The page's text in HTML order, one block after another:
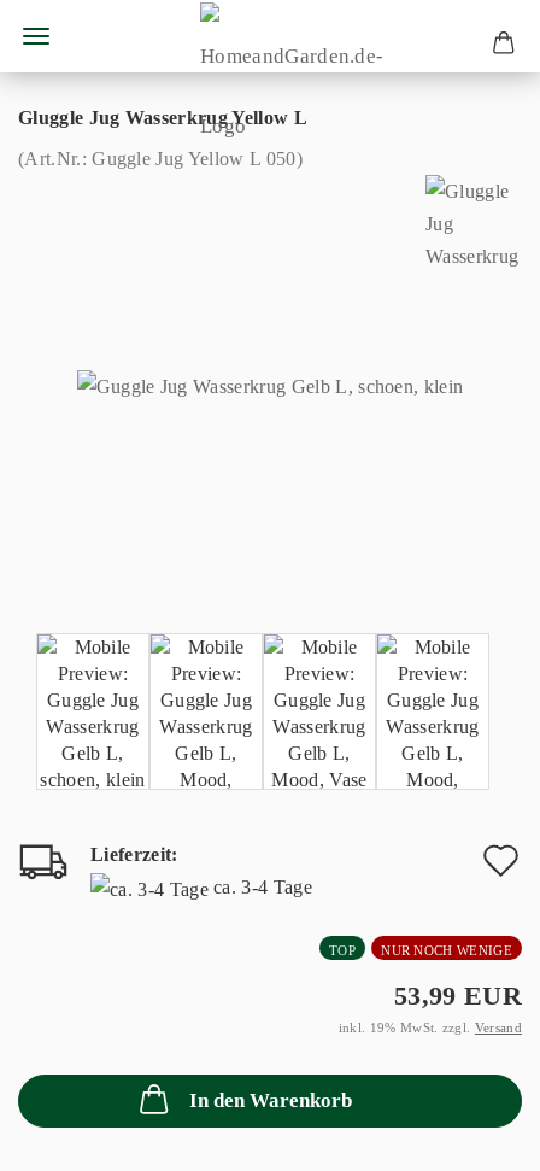
Gluggle Jug Wasserkrug Yellow L
(Art.Nr.:Guggle Jug Yellow L 050)
Lieferzeit:
ca. 3-4 Tage
TOP NUR NOCH WENIGE
53,99 EUR
inkl. 19% MwSt. zzgl. Versand
In den Warenkorb